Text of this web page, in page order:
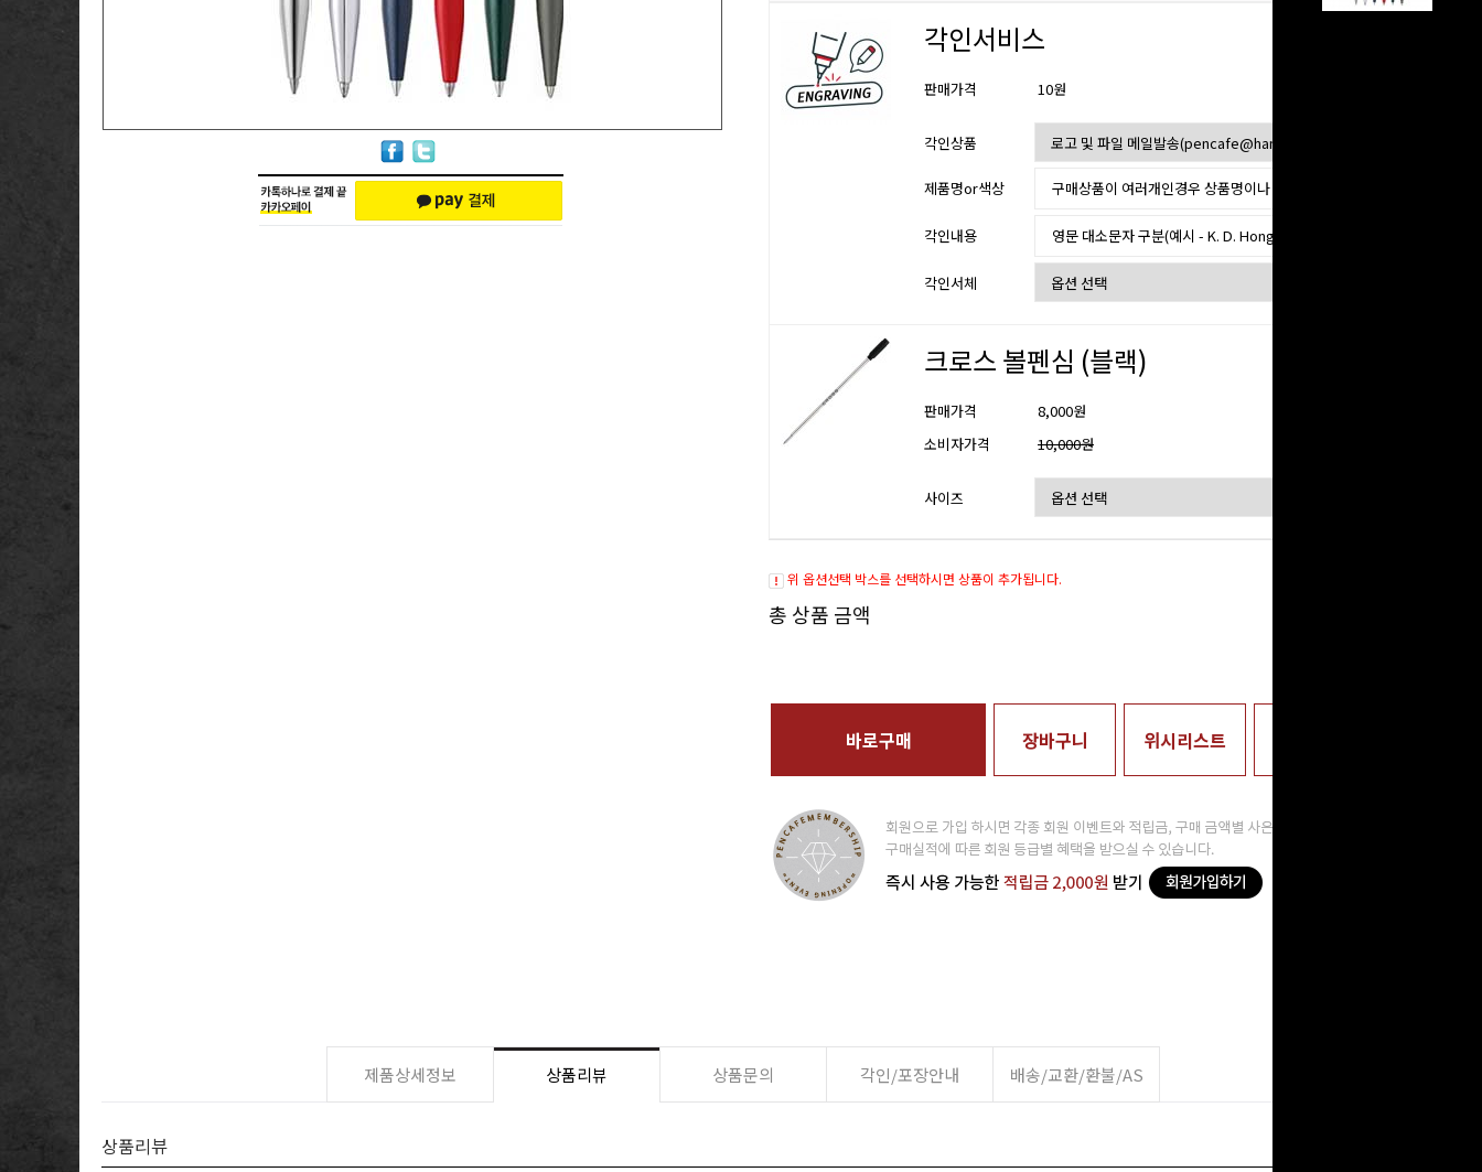
각인서비스
판매가격 10원
각인상품
제품명or색상
각인내용
각인서체
크로스 볼펜심 (블랙)
판매가격
8,000원
소비자가격
10,000원
사이즈
위 옵션선택 박스를 선택하시면 상품이 추가됩니다.
총 상품 금액
바로구매 장바구니 위시리스트
제품상세정보 상품리뷰 상품문의 각인/포장안내 배송/교환/환불/AS
상품리뷰